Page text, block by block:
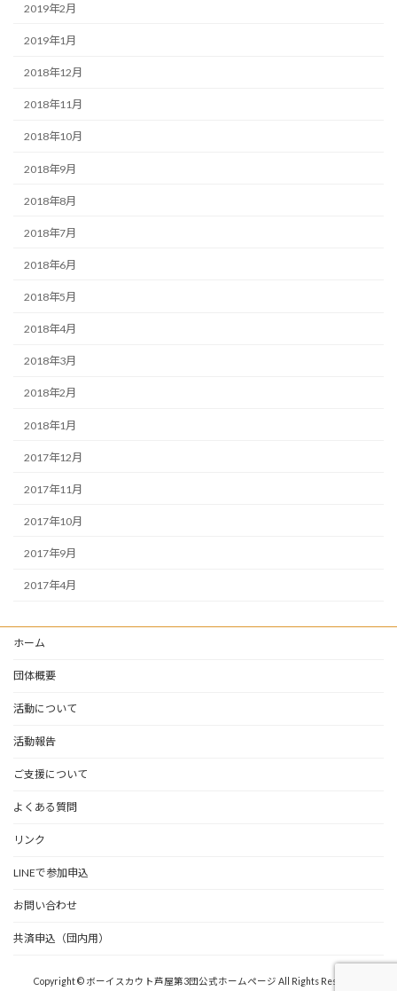
2019年2月
2019年1月
2018年12月
2018年11月
2018年10月
2018年9月
2018年8月
2018年7月
2018年6月
2018年5月
2018年4月
2018年3月
2018年2月
2018年1月
2017年12月
2017年11月
2017年10月
2017年9月
2017年4月
ホーム
団体概要
活動について
活動報告
ご支援について
よくある質問
リンク
LINEで参加申込
お問い合わせ
共済申込（団内用）
Copyright © ボーイスカウト芦屋第3団公式ホームページ All Rights Reserved.